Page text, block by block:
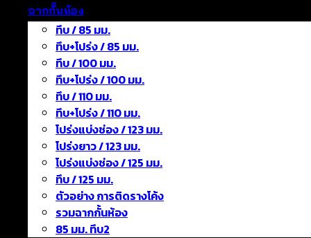
ฉากกั้นห้อง
ทึบ / 85 มม.
ทึบ+โปร่ง / 85 มม.
ทึบ / 100 มม.
ทึบ+โปร่ง / 100 มม.
ทึบ / 110 มม.
ทึบ+โปร่ง / 110 มม.
โปร่งแบ่งช่อง / 123 มม.
โปร่งยาว / 123 มม.
โปร่งแบ่งช่อง / 125 มม.
ทึบ / 125 มม.
ตัวอย่าง การติดรางโค้ง
รวมฉากกั้นห้อง
85 มม. ทึบ2